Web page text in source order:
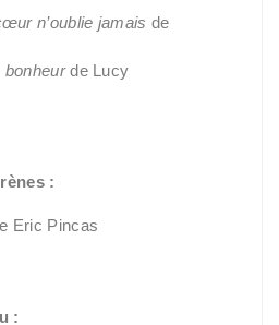
n’oublie jamais de
bonheurde Lucy
:
Eric Pincas
: